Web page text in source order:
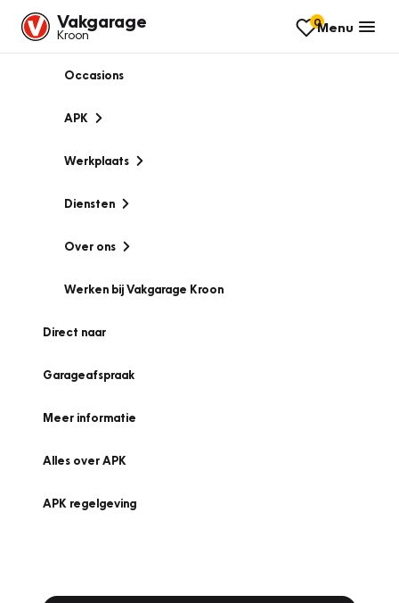
Vakgarage
Kroon
0Menu
Occasions
APK
Werkplaats
Diensten
Over ons
Werken bij Vakgarage Kroon
Direct naar
Garageafspraak
Meer informatie
Alles over APK
APK regelgeving